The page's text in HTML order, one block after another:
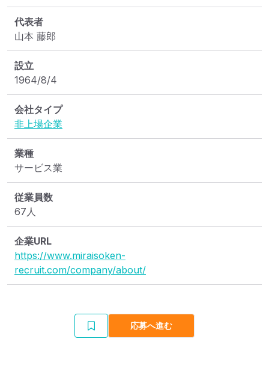
代表者
山本 藤郎
設立
1964/8/4
会社タイプ
非上場企業
業種
サービス業
従業員数
67人
企業URL
https://www.miraisoken-
recruit.com/company/about/
応募へ進む